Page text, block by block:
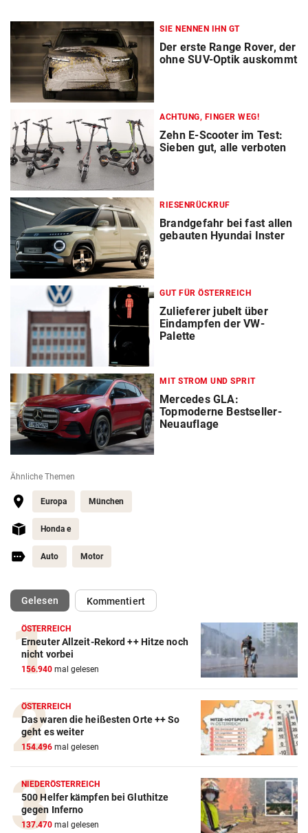
SIE NENNEN IHN GT
Der erste Range Rover, der
ohne SUV-Optik auskommt
ACHTUNG, FINGER WEG!
Zehn E-Scooter im Test:
Sieben gut, alle verboten
RIESENRÜCKRUF
Brandgefahr bei fast allen
gebauten Hyundai Inster
GUT FÜR ÖSTERREICH
Zulieferer jubelt über
Eindampfen der VW-
Palette
MIT STROM UND SPRIT
Mercedes GLA:
Topmoderne Bestseller-
Neuauflage
Ähnliche Themen
Europa München
Honda e
Auto Motor
Gelesen(ausgewählt)Kommentiert
ÖSTERREICH
Erneuter Allzeit-Rekord ++ Hitze noch
nicht vorbei
156.940 mal gelesen
ÖSTERREICH
Das waren die heißesten Orte ++ So
geht es weiter
154.496 mal gelesen
NIEDERÖSTERREICH
500 Helfer kämpfen bei Gluthitze
gegen Inferno
137.470 mal gelesen
Autobatterie Vergleich
ZUM VERGLEICH
Winterreifen Vergleich
ZUM VERGLEICH
Wagenheber Vergleich
ZUM VERGLEICH
Elektroroller Vergleich
ZUM VERGLEICH